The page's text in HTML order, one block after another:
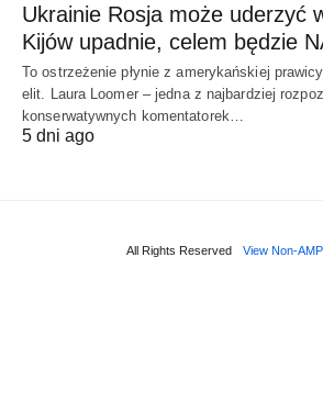
Ukrainie Rosja może uderzyć
Kijów upadnie, celem będzie
To ostrzeżenie płynie z amerykańskiej
elit. Laura Loomer – jedna z najbardziej
konserwatywnych komentatorek…
5 dni ago
All Rights Reserved View Non-